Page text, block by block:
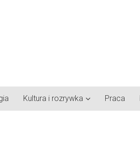
Kultura i rozrywka Praca